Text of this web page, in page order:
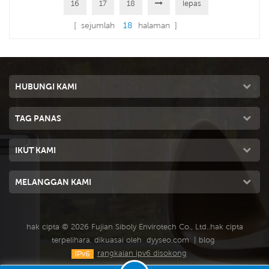
16 17 18 lepas
[ sejumlah 18 halaman ]
HUBUNGI KAMI
TAG PANAS
IKUT KAMI
MELANGGAN KAMI
hak cipta © 2026 Fujian Siboly Envirotech Co., Ltd..hak cipta
terpelihara. dikuasai oleh dyyseo.com
blog
rangkaian ipv6 disokong